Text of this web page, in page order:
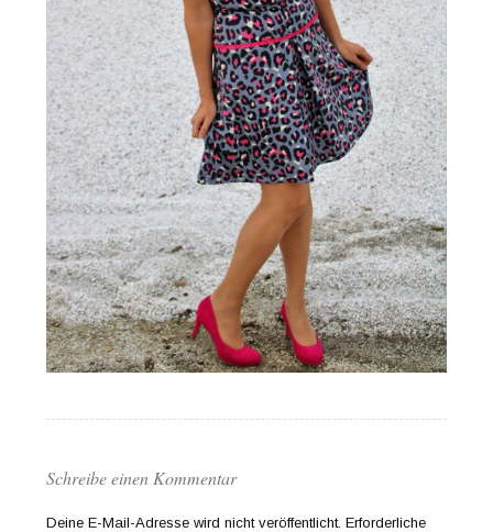
Schreibe einen Kommentar
Deine E-Mail-Adresse wird nicht veröffentlicht. Erforderliche